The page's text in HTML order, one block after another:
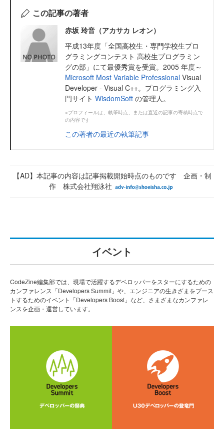
この記事の著者
赤坂 玲音（アカサカ レオン）
平成13年度「全国高校生・専門学校生プロ
グラミングコンテスト 高校生プログラミン
グの部」にて最優秀賞を受賞。2005 年度～
Microsoft Most Variable Professional Visual
Developer - Visual C++。プログラミング入
門サイト WisdomSoft の管理人。
※プロフィールは、執筆時点、または直近の記事の寄稿時点で
の内容です
この著者の最近の執筆記事
【AD】本記事の内容は記事掲載開始時点のものです 企画・制
作 株式会社翔泳社
イベント
CodeZine編集部では、現場で活躍するデベロッパーをスターにするための
カンファレンス「Developers Summit」や、エンジニアの生きざまをブース
トするためのイベント「Developers Boost」など、さまざまなカンファレ
ンスを企画・運営しています。